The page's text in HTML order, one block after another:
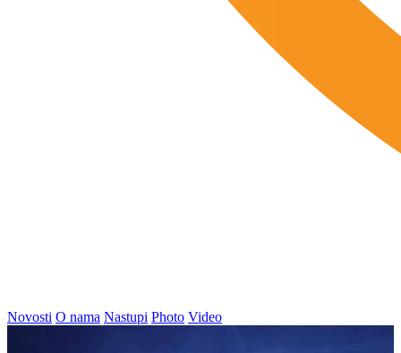
Novosti O nama Nastupi Photo Video